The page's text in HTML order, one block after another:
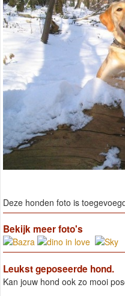
Deze honden foto is
Bekijk meer foto's
Leukst geposeerde hond.
Kan jouw hond ook zo mooi